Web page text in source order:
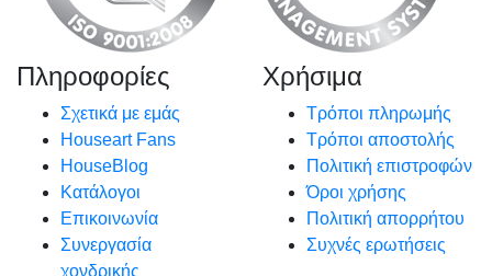
Πληροφορίες
Σχετικά με εμάς
Houseart Fans
HouseBlog
Κατάλογοι
Επικοινωνία
Συνεργασία
χονδρικής
Χρήσιμα
Τρόποι πληρωμής
Τρόποι αποστολής
Πολιτική επιστροφών
Όροι χρήσης
Πολιτική απορρήτου
Συχνές ερωτήσεις